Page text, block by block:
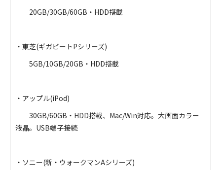
20GB/30GB/60GB・HDD搭載
・東芝(ギガビートPシリーズ)
5GB/10GB/20GB・HDD搭載
・アップル(iPod)
30GB/60GB・HDD搭載、Mac/Win対応。大画面カラー
液晶。USB端子接続
・ソニー(新・ウォークマンAシリーズ)